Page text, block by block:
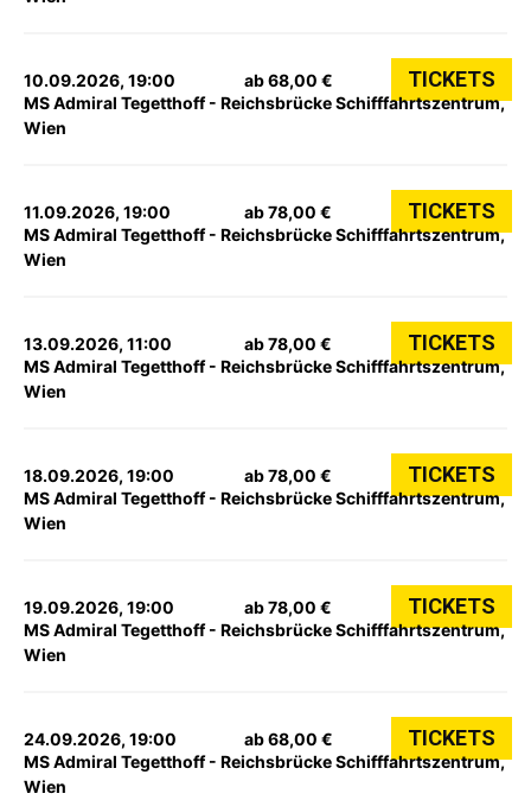
10.09.2026, 19:00
MS Admiral Tegetthoff - Reichsbrücke Schifffahrtszentrum,
Wien
ab 68,00 € TICKETS
11.09.2026, 19:00
MS Admiral Tegetthoff - Reichsbrücke Schifffahrtszentrum,
Wien
ab 78,00 € TICKETS
13.09.2026, 11:00
MS Admiral Tegetthoff - Reichsbrücke Schifffahrtszentrum,
Wien
ab 78,00 € TICKETS
18.09.2026, 19:00
MS Admiral Tegetthoff - Reichsbrücke Schifffahrtszentrum,
Wien
ab 78,00 € TICKETS
19.09.2026, 19:00
MS Admiral Tegetthoff - Reichsbrücke Schifffahrtszentrum,
Wien
ab 78,00 € TICKETS
24.09.2026, 19:00
MS Admiral Tegetthoff - Reichsbrücke Schifffahrtszentrum,
Wien
ab 68,00 € TICKETS